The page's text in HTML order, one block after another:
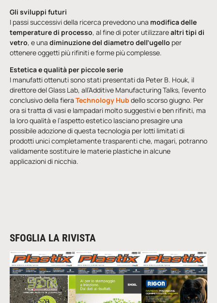
Gli sviluppi futuri
I passi successivi della ricerca prevedono una modifica delle
temperature di processo, al fine di poter utilizzarealtri tipi di
vetro, e una diminuzione del diametro dell’ugello per
ottenere oggetti più rifiniti e forme più complesse.
Estetica e qualità per piccole serie
I manufatti ottenuti sono stati presentati da Peter B. Houk, il
direttore del Glass Lab, all’Additive Manufacturing Talks, l’evento
conclusivo della fiera Technology Hub dello scorso giugno. Per
ora si tratta di vasi e lampadari molto suggestivi e ben rifiniti, ma
la loro qualità e l’aspetto estetico lasciano presagire una
possibile adozione di questa tecnologia per lotti limitati di
prodotti unici completamente trasparenti che, magari, potranno
validamente sostituire le materie plastiche in alcune
applicazioni di nicchia.
SFOGLIA LA RIVISTA